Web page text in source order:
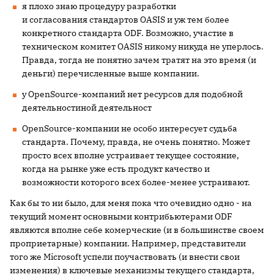
я плохо знаю процедуру разработки
и согласования стандартов OASIS и уж тем более
конкретного стандарта ODF. Возможно, участие в
техническом комитет OASIS никому никуда не уперлось.
Правда, тогда не понятно зачем тратят на это время (и
деньги) перечисленные выше компании.
у OpenSource-компаний нет ресурсов для подобной
деятельностиной деятельност
OpenSource-компании не особо интересует судьба
стандарта. Почему, правда, не очень понятно. Может
просто всех вполне устраивает текущее состояние,
когда на рынке уже есть продукт качество и
возможности которого всех более-менее устраивают.
Как бы то ни было, для меня пока что очевидно одно - на
текущий момент основными контрибьютерами ODF
являются вполне себе комерческие (и в большинстве своем
проприетарные) компании. Например, представители
того же Microsoft успели поучаствовать (и внести свои
изменения) в ключевые механизмы текущего стандарта,